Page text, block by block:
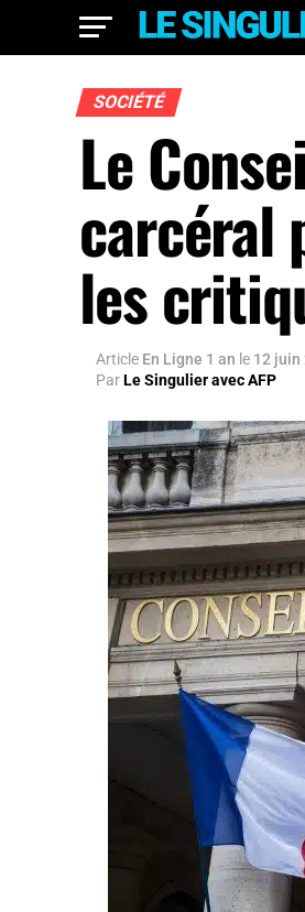
SOCIÉTÉ
Le
carcéral
les
Article En Ligne 1 an le 12 juin
ParLe Singulier avec AFP